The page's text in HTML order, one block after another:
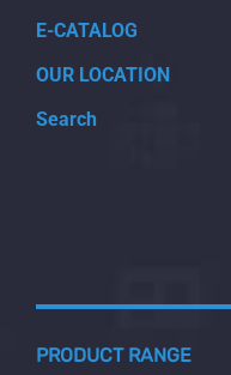
E-CATALOG
OUR LOCATION
Search
PRODUCT RANGE